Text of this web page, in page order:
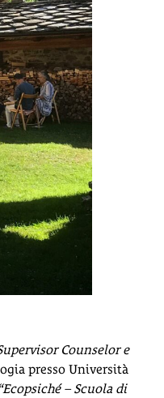
Counselor e
presso Università
– Scuola di